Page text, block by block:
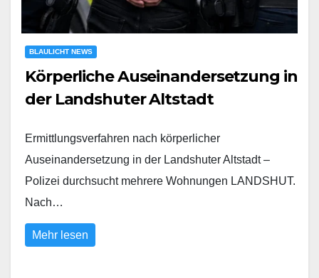
BLAULICHT NEWS
Körperliche Auseinandersetzung in
der Landshuter Altstadt
Ermittlungsverfahren nach körperlicher
Auseinandersetzung in der Landshuter Altstadt –
Polizei durchsucht mehrere Wohnungen LANDSHUT.
Nach…
Mehr lesen